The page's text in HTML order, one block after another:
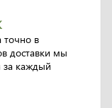
точно в
доставки мы
за каждый